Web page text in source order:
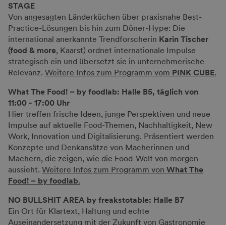
STAGE
Von angesagten Länderküchen über praxisnahe Best-
Practice-Lösungen bis hin zum Döner-Hype: Die
international anerkannte Trendforscherin Karin Tischer
(food & more, Kaarst) ordnet internationale Impulse
strategisch ein und übersetzt sie in unternehmerische
Relevanz. Weitere Infos zum Programm vom PINK CUBE.
What The Food! – by foodlab: Halle B5, täglich von
11:00 - 17:00 Uhr
Hier treffen frische Ideen, junge Perspektiven und neue
Impulse auf aktuelle Food-Themen, Nachhaltigkeit, New
Work, Innovation und Digitalisierung. Präsentiert werden
Konzepte und Denkansätze von Macherinnen und
Machern, die zeigen, wie die Food-Welt von morgen
aussieht. Weitere Infos zum Programm von What The
Food! – by foodlab.
NO BULLSHIT AREA by freakstotable: Halle B7
Ein Ort für Klartext, Haltung und echte
Auseinandersetzung mit der Zukunft von Gastronomie